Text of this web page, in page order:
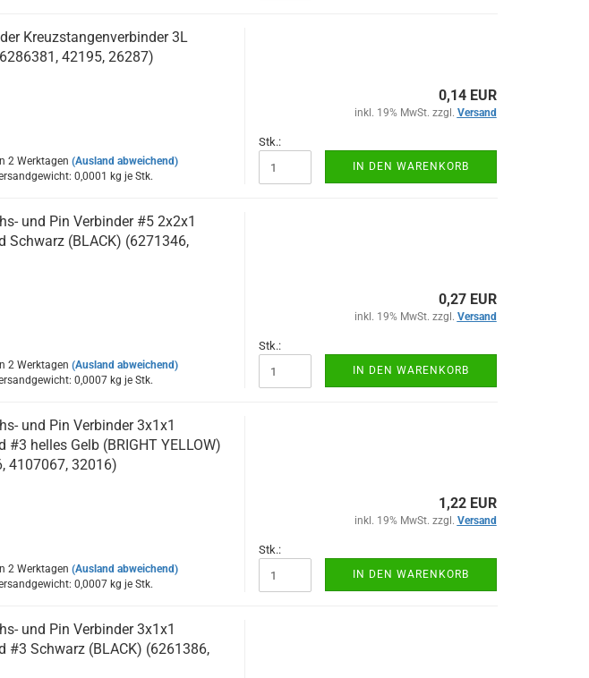
Kreuzstangenverbinder 3L
42195, 26287)
2 Werktagen (Ausland abweichend)
0,0001 kg je Stk.
0,14 EUR
inkl. 19% MwSt. zzgl. Versand
Stk.:
IN DEN WARENKORB
und Pin Verbinder #5 2x2x1
Schwarz (BLACK) (6271346,
2 Werktagen (Ausland abweichend)
0,0007kg je Stk.
0,27 EUR
inkl. 19% MwSt. zzgl. Versand
Stk.:
IN DEN WARENKORB
und Pin Verbinder 3x1x1
#3 helles Gelb (BRIGHT YELLOW)
4107067, 32016)
2 Werktagen (Ausland abweichend)
0,0007kg je Stk.
1,22 EUR
inkl. 19% MwSt. zzgl. Versand
Stk.:
IN DEN WARENKORB
und Pin Verbinder 3x1x1
#3 Schwarz (BLACK) (6261386,